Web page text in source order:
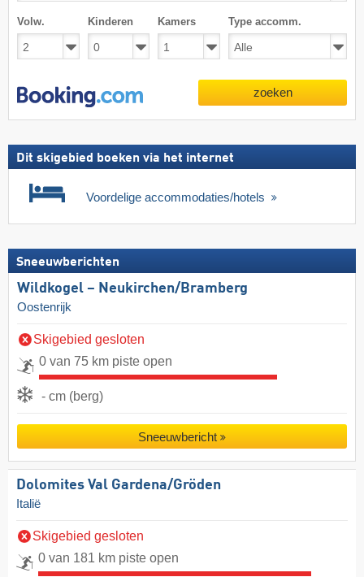
Volw. Kinderen Kamers Type accomm.
zoeken
Dit skigebied boeken via het internet
Voordelige accommodaties/hotels
Sneeuwberichten
Wildkogel – Neukirchen/​Bramberg
Oostenrijk
Skigebied gesloten
0 van 75 km piste open
- cm (berg)
Sneeuwbericht
Dolomites Val Gardena/​Gröden
Italië
Skigebied gesloten
0 van 181 km piste open